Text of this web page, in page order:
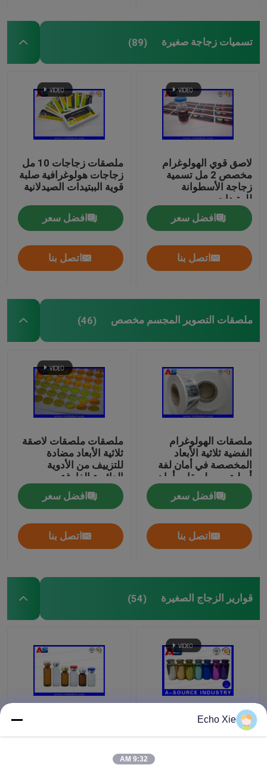
تسميات زجاجة صغيرة (89)
لاصق قوي الهولوغرام
مخصص 2 مل تسمية
زجاجة الأسطوانة
للببتيدات
افضل سعر
اتصل بنا
ملصقات زجاجات 10 مل
زجاجات هولوغرافية صلبة
قوية الببتيدات الصيدلانية
افضل سعر
اتصل بنا
ملصقات التصوير المجسم مخصص (46)
ملصقات الهولوغرام
الفضية ثلاثية الأبعاد
المخصصة في أمان لفة
أصلية مع ملصقات أمان
ثلاثية الأبعاد خطيرة للرموز
السوداء افضل سعر
اتصل بنا
ملصقات ملصقات لاصقة
ثلاثية الأبعاد مضادة
للتزييف من الأدوية
الدائرية الفارغة
افضل سعر
اتصل بنا
قوارير الزجاج الصغيرة (54)
ملونة الزجاجات الصغيرة
مل / 5 مل / 10 مل
Echo Xie
9:32 AM